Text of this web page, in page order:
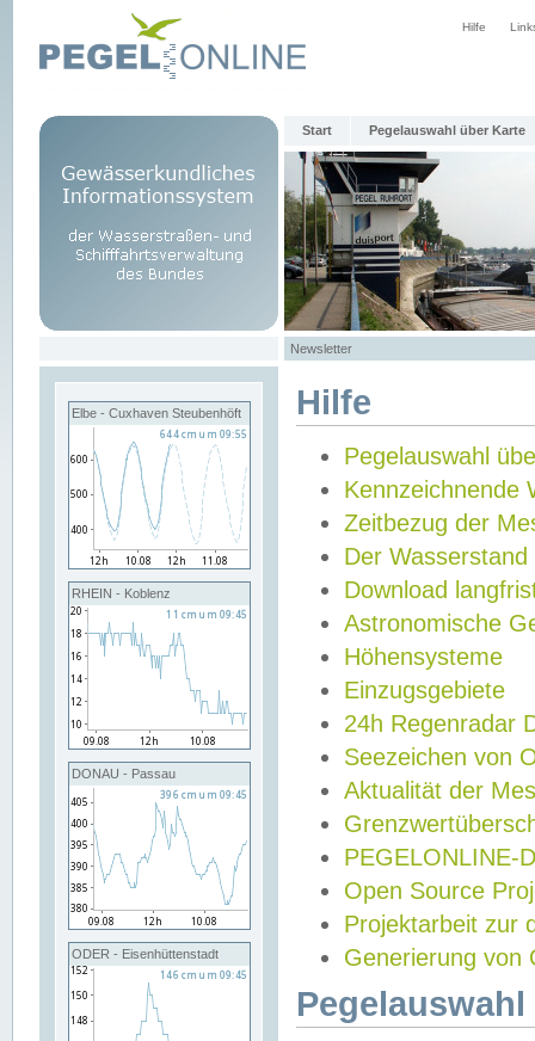
Hilfe
Start Pegelauswahl über Karte
Newsletter
Elbe - Cuxhaven Steubenhöft
RHEIN - Koblenz
DONAU - Passau
ODER - Eisenhüttenstadt
Hilfe
Pegelauswahl
Kennzeichnende
Zeitbezug der
Der Wasserstand
Download
Astronomische
Höhensysteme
Einzugsgebiete
24h Regenradar
Seezeichen von
Aktualität der
PEGELONLINE-
Open Source
Projektarbeit zur
Generierung von